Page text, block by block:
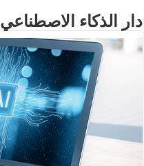
دار الذكاء الاصطناعي